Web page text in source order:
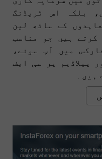
بلکہ اس ٹریڈنگ
کے ساتھ لین
ہیں جو مناسب
میں آپ سونے،
پیلاڈیم پر سی ایف
ہیں۔